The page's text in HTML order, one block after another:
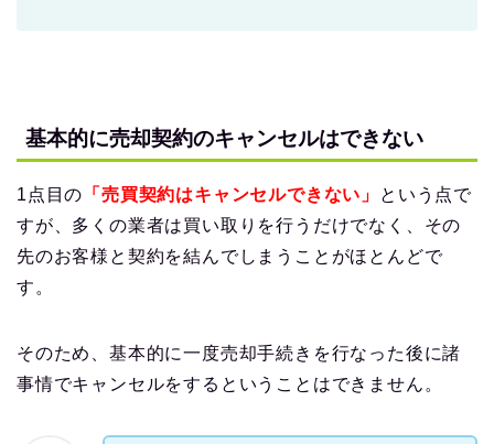
基本的に売却契約のキャンセルはできない
1点目の 「売買契約はキャンセルできない」
という点で
すが、多くの業者は買い取りを行うだけでなく、その
先のお客様と契約を結んでしまうことがほとんどで
す。
そのため、基本的に一度売却手続きを行なった後に諸
事情でキャンセルをするということはできません。